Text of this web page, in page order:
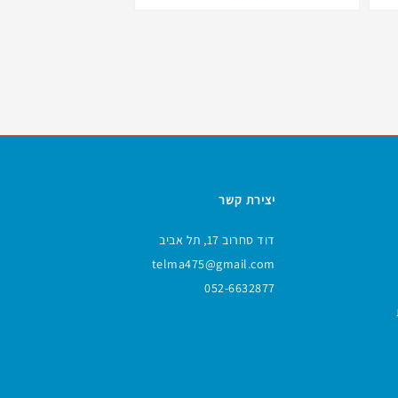
יצירת קשר
דוד סחרוב 17, תל אביב
telma475@gmail.com
052-6632877